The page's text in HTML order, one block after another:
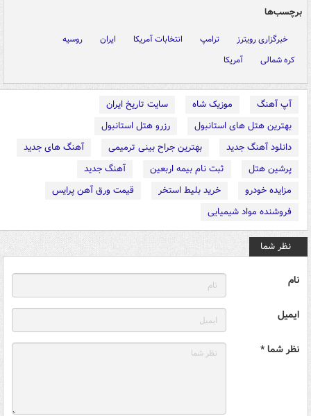
برچسب‌ها
خبرگزاری رویترز ترامپ انتخابات آمریکا ایران
روسیه
کره شمالی
آمریکا
آپ آهنگ موزیک شاه
سایت تاریخ ایران
بهترین هتل های استانبول
رزرو هتل استانبول
دانلود آهنگ جدید
بهترین جراح بینی ترمیمی
آهنگ های جدید
پرشین هتل
ثبت نام بیمه اربعین
آهنگ جدید
مزایده خودرو
خرید بلیط استخر
قیمت ورق آهن پرایس
فروشنده مواد شیمیایی
نظر شما
نام
ایمیل
نظر شما *